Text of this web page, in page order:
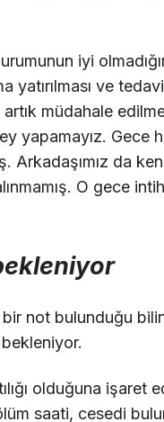
iyi
yatırılması ve tedavi
müdahale
yapamayız. Gece
Arkadaşımız da
O gece
bir not bulunduğu
olduğuna işaret
saati, cesedi